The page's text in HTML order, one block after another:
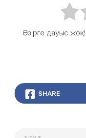
Әзірге дауыс
SHARE